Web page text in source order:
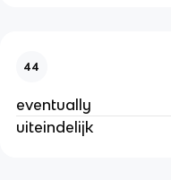
44
eventually
uiteindelijk